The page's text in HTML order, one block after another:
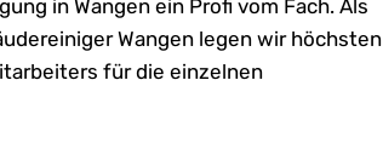
in Wangen ein Profi vom Fach. Als
Wangen legen wir höchsten
für die einzelnen